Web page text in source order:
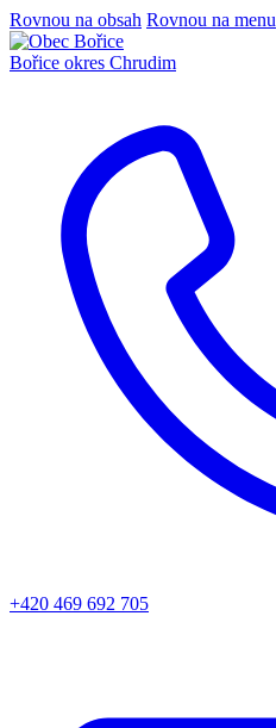
Rovnou na obsah Rovnou na menu
Bořice okres Chrudim
+420 469 692 705